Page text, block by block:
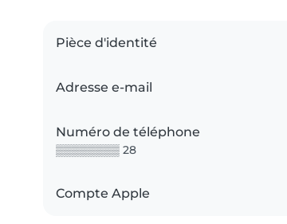
Pièce d'identité
Adresse e-mail
Numéro de téléphone
▒▒▒▒▒▒▒▒ 28
Compte Apple